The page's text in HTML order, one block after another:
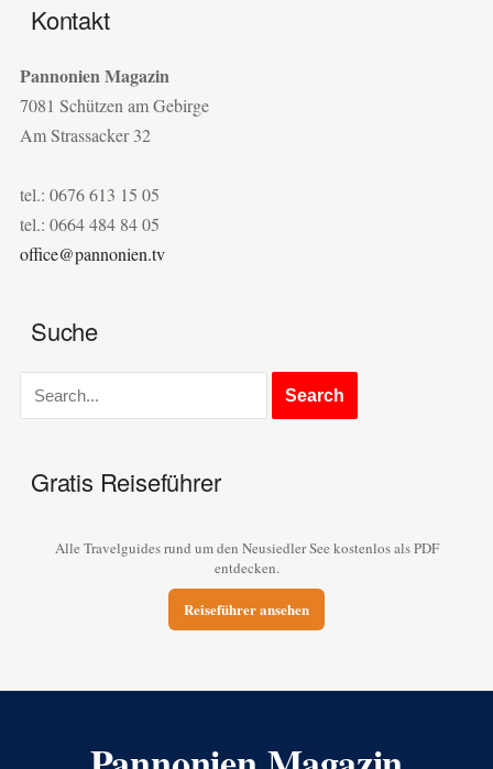
Kontakt
Pannonien Magazin
7081 Schützen am Gebirge
Am Strassacker 32
tel.: 0676 613 15 05
tel.: 0664 484 84 05
office@pannonien.tv
Suche
Gratis Reiseführer
Alle Travelguides rund um den Neusiedler See kostenlos als PDF
entdecken.
Reiseführer ansehen